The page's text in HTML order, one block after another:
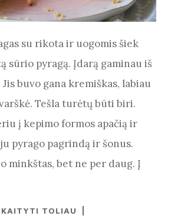
su rikota ir uogomis šiek
sūrio pyragą. Įdarą gaminau iš
buvo gana kremiškas, labiau
Tešla turėtų būti biri.
į kepimo formos apačią ir
pyrago pagrindą ir šonus.
minkštas, bet ne per daug. Į
TOLIAU